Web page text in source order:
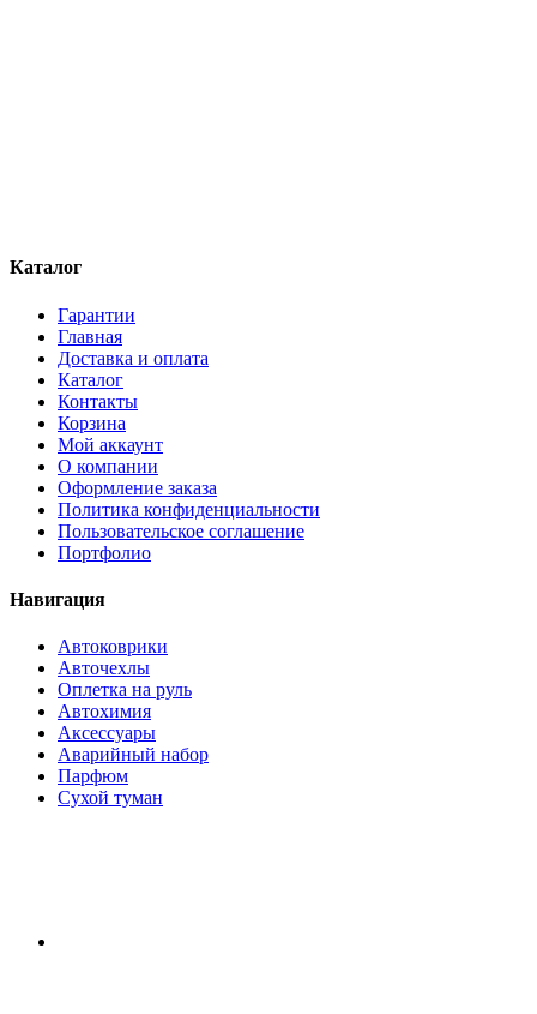
Каталог
Гарантии
Главная
Доставка и оплата
Каталог
Контакты
Корзина
Мой аккаунт
О компании
Оформление заказа
Политика конфиденциальности
Пользовательское соглашение
Портфолио
Навигация
Автоковрики
Авточехлы
Оплетка на руль
Автохимия
Аксессуары
Аварийный набор
Парфюм
Сухой туман